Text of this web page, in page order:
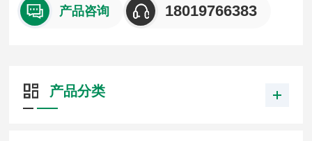
产品咨询 18019766383
产品分类